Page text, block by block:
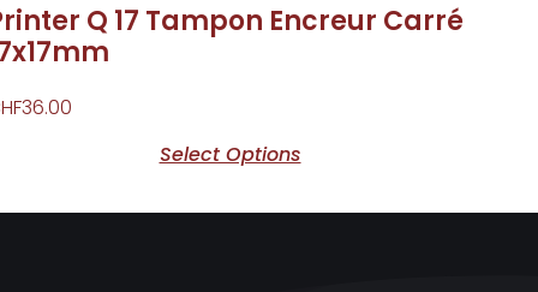
Q 17 Tampon Encreur Carré
36.00
Select Options